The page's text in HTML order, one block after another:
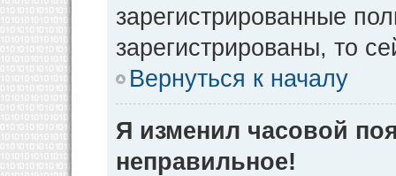
зарегистрированные
зарегистрированы, то
Вернуться к началу
Я изменил часовой
неправильное!